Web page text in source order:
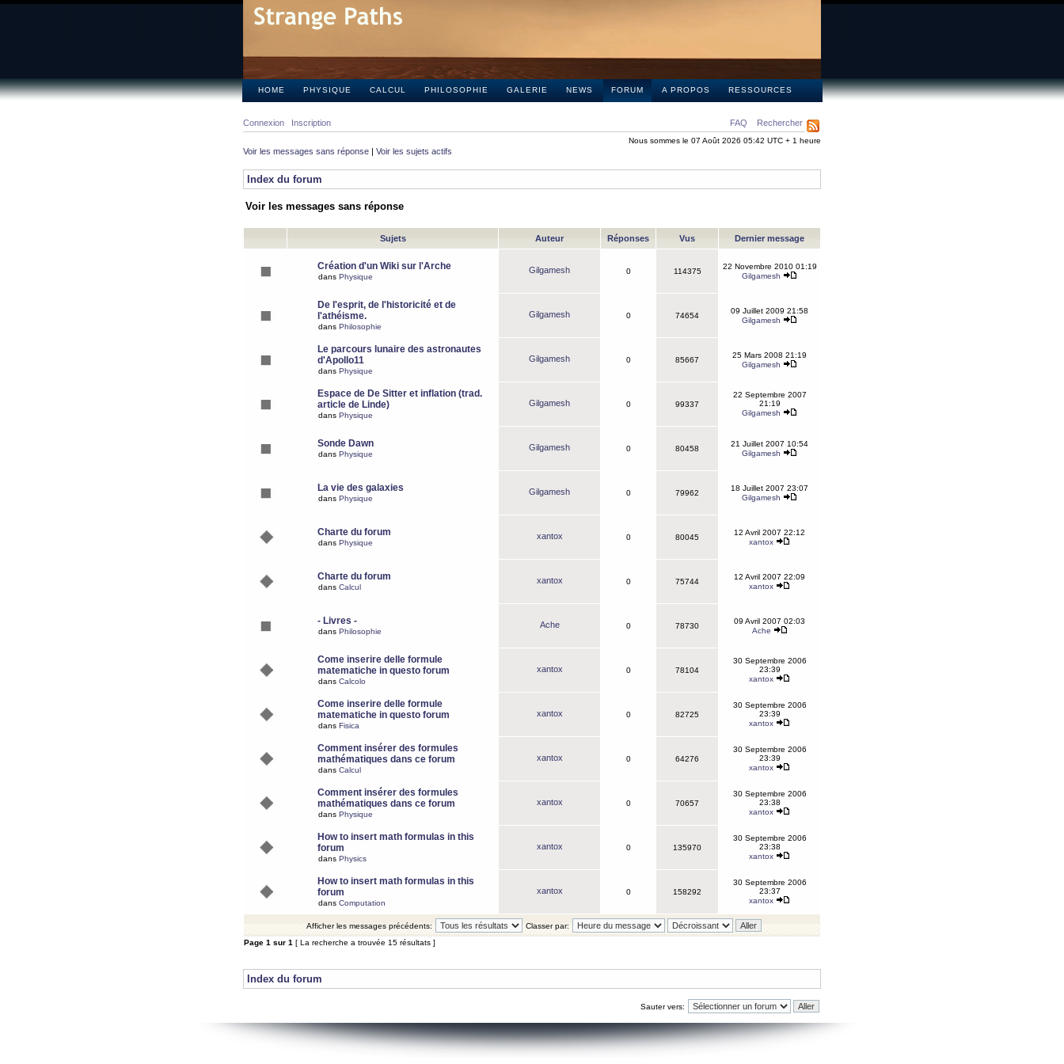
HOME PHYSIQUE CALCUL PHILOSOPHIE GALERIE NEWS FORUM A PROPOS RESSOURCES
FAQ Rechercher
Connexion Inscription
Nous sommes le 07 Août 2026 05:42 UTC + 1 heure
Voir les messages sans réponse | Voir les sujets actifs
Index du forum
Voir les messages sans réponse
Sujets Auteur Réponses Vus Dernier message
Création d'un Wiki sur l'Arche
dans Physique
Gilgamesh 0 114375
22 Novembre 2010 01:19
Gilgamesh
De l'esprit, de l'historicité et de
l'athéisme.
dans Philosophie
Gilgamesh 0 74654
09 Juillet 2009 21:58
Gilgamesh
Le parcours lunaire des astronautes
d'Apollo11
dans Physique
Gilgamesh 0 85667
25 Mars 2008 21:19
Gilgamesh
Espace de De Sitter et inflation (trad.
article de Linde)
dans Physique
Gilgamesh 0 99337
22 Septembre 2007
21:19
Gilgamesh
Sonde Dawn
dans Physique
Gilgamesh 0 80458
21 Juillet 2007 10:54
Gilgamesh
La vie des galaxies
dans Physique
Gilgamesh 0 79962
18 Juillet 2007 23:07
Gilgamesh
Charte du forum
dans Physique
xantox 0 80045
12 Avril 2007 22:12
xantox
Charte du forum
dans Calcul
xantox 0 75744
12 Avril 2007 22:09
xantox
- Livres -
dans Philosophie
Ache 0 78730
09 Avril 2007 02:03
Ache
Come inserire delle formule
matematiche in questo forum
dans Calcolo
xantox 0 78104
30 Septembre 2006
23:39
xantox
Come inserire delle formule
matematiche in questo forum
dans Fisica
xantox 0 82725
30 Septembre 2006
23:39
xantox
Comment insérer des formules
mathématiques dans ce forum
dans Calcul
xantox 0 64276
30 Septembre 2006
23:39
xantox
Comment insérer des formules
mathématiques dans ce forum
dans Physique
xantox 0 70657
30 Septembre 2006
23:38
xantox
How to insert math formulas in this
forum
dans Physics
xantox 0 135970
30 Septembre 2006
23:38
xantox
How to insert math formulas in this
forum
dans Computation
xantox 0 158292
30 Septembre 2006
23:37
xantox
Afficher les messages précédents:
Classer par:
Page 1 sur 1 [ La recherche a trouvée 15 résultats ]
Index du forum
Sauter vers: